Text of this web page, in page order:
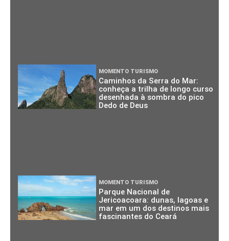
MOMENTO TURISMO
Caminhos da Serra do Mar:
conheça a trilha de longo curso
desenhada à sombra do pico
Dedo de Deus
MOMENTO TURISMO
Parque Nacional de
Jericoacoara: dunas, lagoas e
mar em um dos destinos mais
fascinantes do Ceará